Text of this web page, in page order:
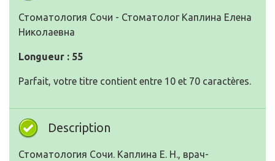
Стоматология Сочи - Стоматолог Каплина Елена
Николаевна
Longueur : 55
Parfait, votre titre contient entre 10 et 70 caractères.
Description
Стоматология Сочи. Каплина Е. Н., врач-